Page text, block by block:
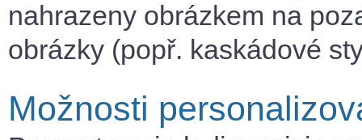
nahrazeny obrázkem na
obrázky (popř. kaskádové
Možnosti